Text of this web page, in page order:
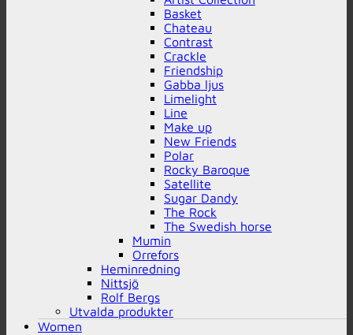
Basket
Chateau
Contrast
Crackle
Friendship
Gabba ljus
Limelight
Line
Make up
New Friends
Polar
Rocky Baroque
Satellite
Sugar Dandy
The Rock
The Swedish horse
Mumin
Orrefors
Heminredning
Nittsjö
Rolf Bergs
Utvalda produkter
Women